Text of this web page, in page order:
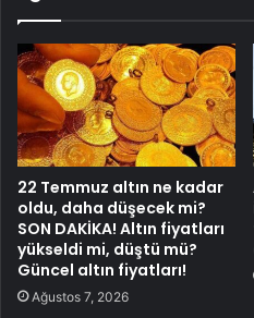
22 Temmuz altın ne kadar
oldu, daha düşecek mi?
SON DAKİKA! Altın fiyatları
yükseldi mi, düştü mü?
Güncel altın fiyatları!
Ağustos 7, 2026